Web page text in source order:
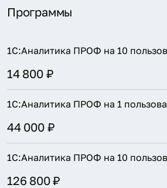
Программы
1С:Аналитика ПРОФ на 10
14 800 ₽
1С:Аналитика ПРОФ на 1
44 000 ₽
1С:Аналитика ПРОФ на 10
126 800 ₽